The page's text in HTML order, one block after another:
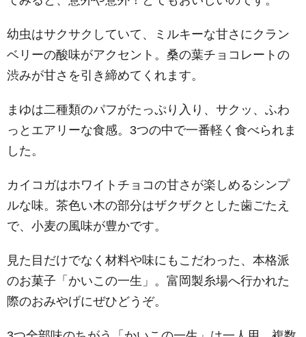
幼虫はサクサクしていて、ミルキーな甘さにクラン
ベリーの酸味がアクセント。桑の葉チョコレートの
渋みが甘さを引き締めてくれます。
まゆは二種類のパフがたっぷり入り、サクッ、ふわ
っとエアリーな食感。3つの中で一番軽く食べられま
した。
カイコガはホワイトチョコの甘さが楽しめるシンプ
ルな味。茶色い木の部分はザクザクとした歯ごたえ
で、小麦の風味が豊かです。
見た目だけでなく材料や味にもこだわった、本格派
のお菓子「かいこの一生」。富岡製糸場へ行かれた
際のおみやげにぜひどうぞ。